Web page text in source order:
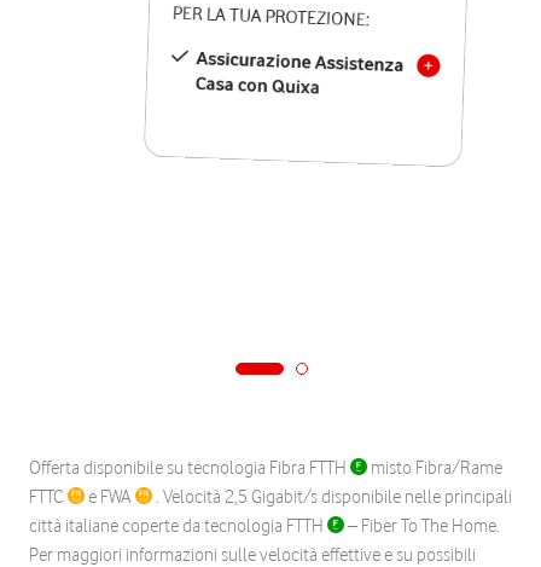
PER LA TUA PROTEZIONE:
Assicurazione Assistenza
Casa con Quixa
Offerta disponibile su tecnologia Fibra FTTH
misto Fibra/Rame
FTTC
e FWA
. Velocità 2,5 Gigabit/s disponibile nelle principali
città italiane coperte da tecnologia FTTH
– Fiber To The Home.
Per maggiori informazioni sulle velocità effettive e su possibili